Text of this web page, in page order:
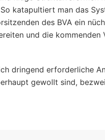
katapultiert man das
des BVA ein
und die
dringend erforderliche
gewollt sind,